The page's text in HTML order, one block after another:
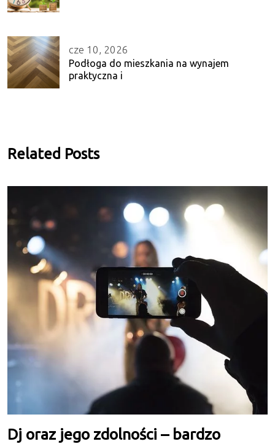
cze 10, 2026
Podłoga do mieszkania na wynajem
praktyczna i
Related Posts
Dj oraz jego zdolności – bardzo